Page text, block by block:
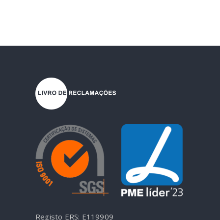
Registo ERS: E119909